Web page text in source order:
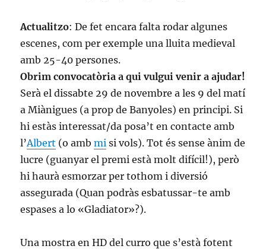
Actualitzo: De fet encara falta rodar algunes
escenes, com per exemple una lluita medieval
amb 25-40 persones.
Obrim convocatòria a qui vulgui venir a ajudar!
Serà el dissabte 29 de novembre a les 9 del matí
a Miànigues (a prop de Banyoles) en principi. Si
hi estàs interessat/da posa’t en contacte amb
l’Albert (o ambmi si vols). Tot és sense ànim de
lucre (guanyar el premi està molt difícil!), però
hi haurà esmorzar per tothom i diversió
assegurada (Quan podràs esbatussar-te amb
espases a lo «Gladiator»?).
Una mostra en HD del curro que s’està fotent